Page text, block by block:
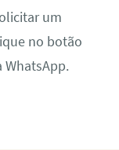
um
no botão